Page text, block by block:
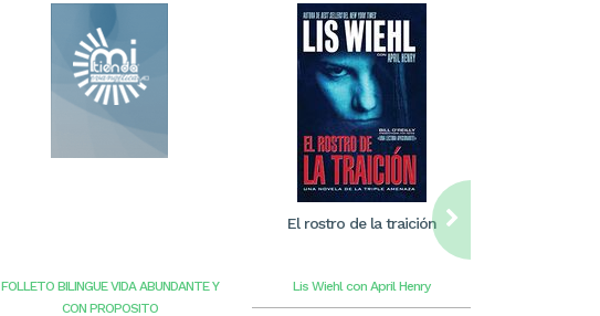
FOLLETO BILINGUE VIDA ABUNDANTE Y
CON PROPOSITO
El rostro de la traición
Lis Wiehl con April Henry